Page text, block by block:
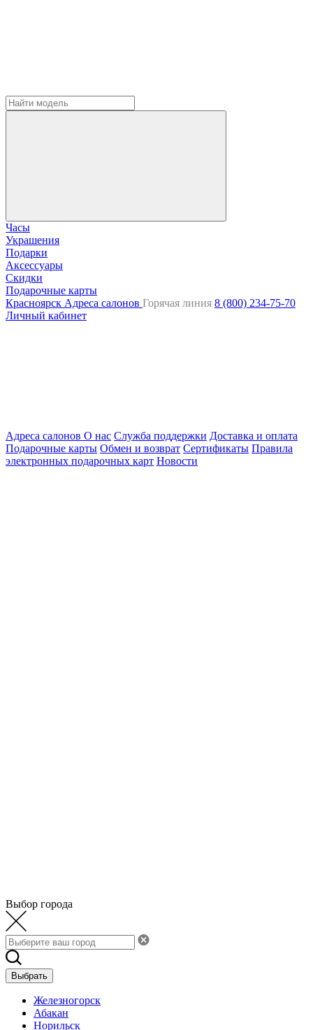
Часы
Украшения
Подарки
Аксессуары
Скидки
Подарочные карты
Красноярск Адреса салонов Горячая линия 8 (800) 234-75-70
Личный кабинет
Адреса салонов О нас Служба поддержки Доставка и оплата
Подарочные карты Обмен и возврат Сертификаты Правила
электронных подарочных карт Новости
Выбор города
Выбрать
Железногорск
Абакан
Норильск